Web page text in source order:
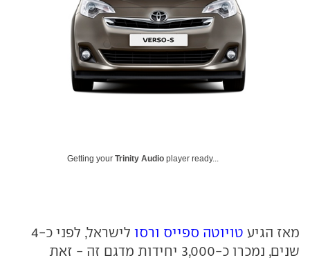
Getting your Trinity Audio player ready...
מאז הגיע טויוטה ספייס ורסו
לישראל, לפני כ-4
שנים, נמכרו כ-3,000 יחידות מדגם זה - זאת